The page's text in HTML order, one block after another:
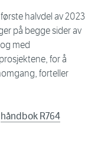
halvdel av 2023
på begge sider av
med
for å
forteller
håndbok R764